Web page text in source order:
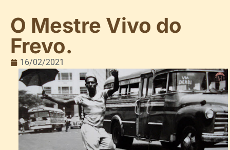
O Mestre Vivo do
Frevo.
16/02/2021